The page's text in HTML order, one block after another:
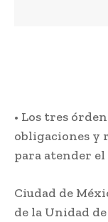
• Los tres
obligaciones y
para atender el
Ciudad de
de la Unidad